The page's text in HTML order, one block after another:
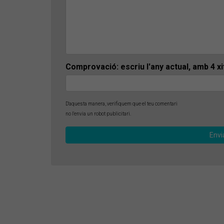
Comprovació: escriu l'any actual, amb 4
D'aquesta manera, verifiquem que el teu comentari
no l'envia un robot publicitari.